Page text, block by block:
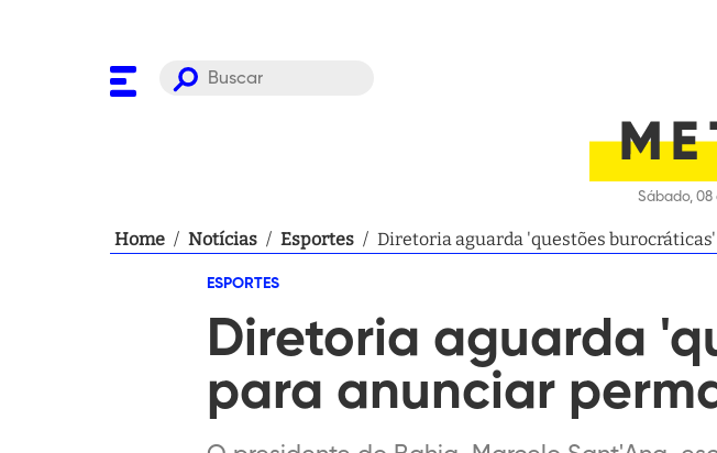
Sábado,
Home / Notícias / Esportes / Diretoria aguarda 'questões
ESPORTES
Diretoria aguarda
para anunciar